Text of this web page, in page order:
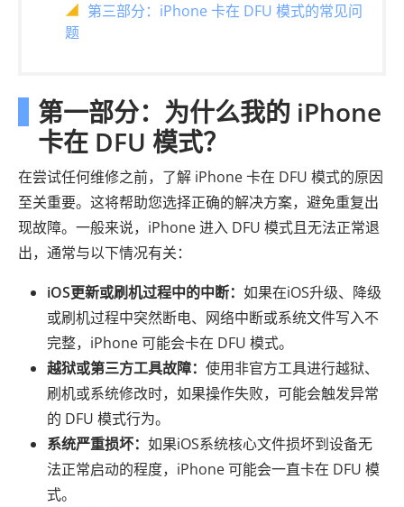
第三部分：iPhone 卡在 DFU 模式的常见问
题
第一部分：为什么我的 iPhone
卡在 DFU 模式？
在尝试任何维修之前，了解 iPhone 卡在 DFU 模式的原因
至关重要。这将帮助您选择正确的解决方案，避免重复出
现故障。一般来说，iPhone 进入 DFU 模式且无法正常退
出，通常与以下情况有关：
iOS更新或刷机过程中的中断： 如果在iOS升级、降级
或刷机过程中突然断电、网络中断或系统文件写入不
完整，iPhone 可能会卡在 DFU 模式。
越狱或第三方工具故障： 使用非官方工具进行越狱、
刷机或系统修改时，如果操作失败，可能会触发异常
的 DFU 模式行为。
系统严重损坏： 如果iOS系统核心文件损坏到设备无
法正常启动的程度，iPhone 可能会一直卡在 DFU 模
式。